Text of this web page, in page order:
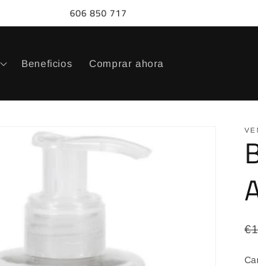
606 850 717
Beneficios Comprar ahora